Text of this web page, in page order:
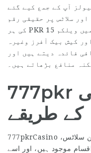
آپ کے جمع کیے گئے
سلاٹس پر حقیقی رقم
کی ہر PKR 15 شرط پر 1 پوائنٹ دیا جاتا ہے۔ ان میں ویلکم
کیش بیک آفرز وغیرہ
فائدہ دیتے ہیں اور
منافع بڑھاتے ہیں۔
777pkr کازینو کے ادائیگی
کے طریقے
777pkrCasino ایک آن لائن کیسینو ہے جس میں آن لائن سلاٹس،
موجود ہیں، اور اسے